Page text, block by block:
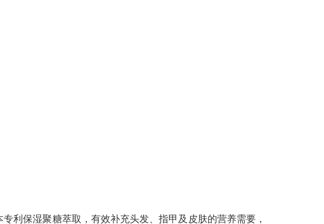
利保湿聚糖萃取，有效补充头发、指甲及皮肤的营养需要，